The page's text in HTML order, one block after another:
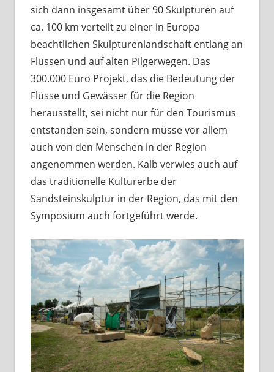
sich dann insgesamt über 90 Skulpturen auf
ca. 100 km verteilt zu einer in Europa
beachtlichen Skulpturenlandschaft entlang an
Flüssen und auf alten Pilgerwegen. Das
300.000 Euro Projekt, das die Bedeutung der
Flüsse und Gewässer für die Region
herausstellt, sei nicht nur für den Tourismus
entstanden sein, sondern müsse vor allem
auch von den Menschen in der Region
angenommen werden. Kalb verwies auch auf
das traditionelle Kulturerbe der
Sandsteinskulptur in der Region, das mit den
Symposium auch fortgeführt werde.